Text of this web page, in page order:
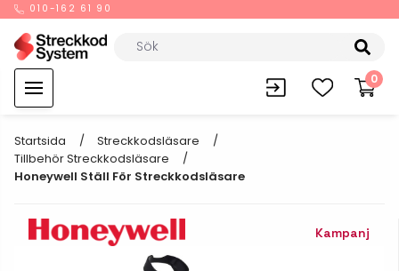
010-162 61 90
0
Startsida
Streckkodsläsare
Tillbehör Streckkodsläsare
Honeywell Ställ För Streckkodsläsare
Kampanj